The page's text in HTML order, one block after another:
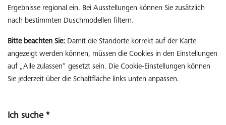
Ergebnisse regional ein. Bei Ausstellungen können Sie zusätzlich
nach bestimmten Duschmodellen filtern.
Bitte beachten Sie: Damit die Standorte korrekt auf der Karte
angezeigt werden können, müssen die Cookies in den Einstellungen
auf „Alle zulassen“ gesetzt sein. Die Cookie-Einstellungen können
Sie jederzeit über die Schaltfläche links unten anpassen.
Ich suche *